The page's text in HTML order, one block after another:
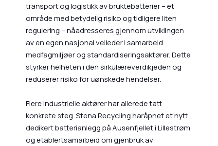
transport og logistikk av bruktebatterier – et
område med betydelig risiko og tidligere liten
regulering – nåadresseres gjennom utviklingen
av en egen nasjonal veileder i samarbeid
medfagmiljøer og standardiseringsaktører. Dette
styrker helheten i den sirkulæreverdikjeden og
reduserer risiko for uønskede hendelser.
Flere industrielle aktører har allerede tatt
konkrete steg. Stena Recycling haråpnet et nytt
dedikert batterianlegg på Ausenfjellet i Lillestrøm
og etablertsamarbeid om gjenbruk av